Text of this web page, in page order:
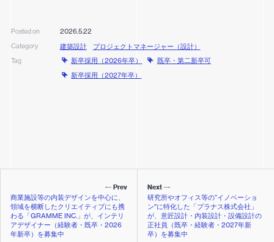
Posted on 2026.5.22
Category 建築設計 プロジェクトマネージャー（設計）
Tag 新卒採用（2026年卒）
既卒・第二新卒可
新卒採用（2027年卒）
Next
研究所やオフィス等の“イノベーショ
ン”に特化した「プラナス株式会社」
が、意匠設計・内装設計・設備設計の
正社員（既卒・経験者・2027年新
卒）を募集中
Prev
商業施設等の内装デザインを中心に、
領域を横断したクリエイティブにも携
わる「GRAMME INC.」が、インテリ
アデザイナー（経験者・既卒・2026
年新卒）を募集中